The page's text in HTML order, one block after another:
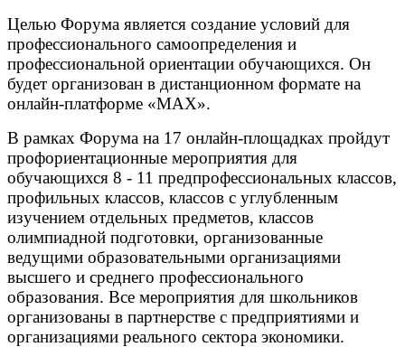
Целью Форума является создание условий для
профессионального самоопределения и
профессиональной ориентации обучающихся. Он
будет организован в дистанционном формате на
онлайн-платформе «МАХ».
В рамках Форума на 17 онлайн-площадках пройдут
профориентационные мероприятия для
обучающихся 8 - 11 предпрофессиональных классов,
профильных классов, классов с углубленным
изучением отдельных предметов, классов
олимпиадной подготовки, организованные
ведущими образовательными организациями
высшего и среднего профессионального
образования. Все мероприятия для школьников
организованы в партнерстве с предприятиями и
организациями реального сектора экономики.